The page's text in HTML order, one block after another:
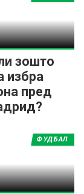
зошто
избра
пред
ФУДБАЛ